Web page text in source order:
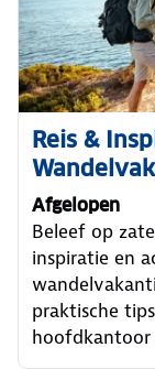
Reis &
Afgelopen
Beleef op
inspiratie en
praktische
hoofdkantoor